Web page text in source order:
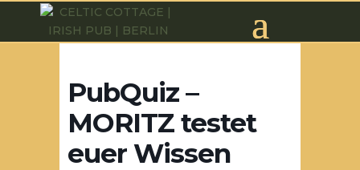
PubQuiz –
MORITZ testet
euer Wissen